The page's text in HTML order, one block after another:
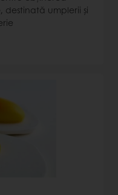
umplerii şi